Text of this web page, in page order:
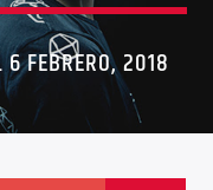
FEBRERO, 2018